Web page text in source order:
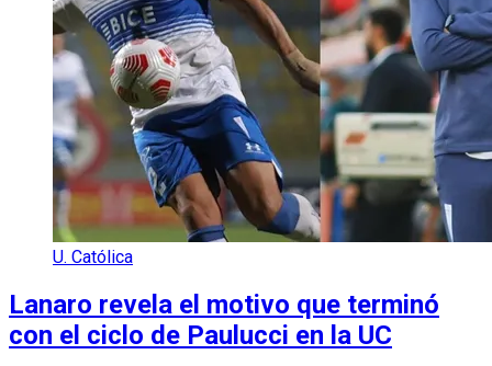
U. Católica
Lanaro revela el motivo que terminó
con el ciclo de Paulucci en la UC